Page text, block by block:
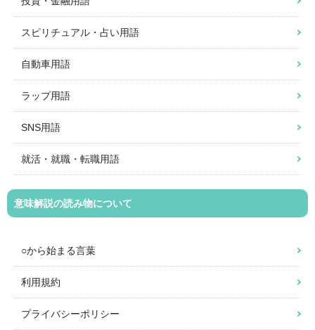
スピリチュアル・占い用語
自動車用語
ラップ用語
SNS用語
就活・就職・転職用語
意味解説の読み物について
○から始まる言葉
利用規約
プライバシーポリシー